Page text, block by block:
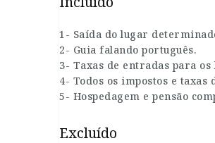
1- Saída do lugar
2- Guia falando português.
3- Taxas de entradas para
4- Todos os impostos e taxas
5- Hospedagem e pensão
Excluído